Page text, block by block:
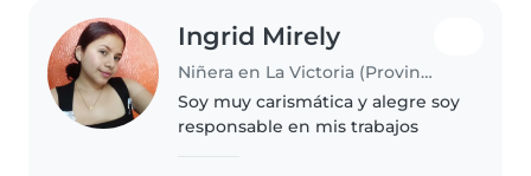
Ingrid Mirely
Niñera en La Victoria (Provincia de Chiclayo)
Soy muy carismática y alegre soy
responsable en mis trabajos